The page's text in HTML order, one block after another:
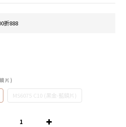
折888
片)
MS6075 C10 (黑金-藍鏡片)